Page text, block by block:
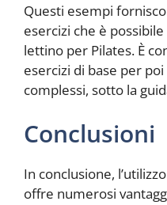
Questi esempi
esercizi che è
lettino per Pilates. È
esercizi di base per
complessi, sotto la
Conclusioni
In conclusione,
offre numerosi